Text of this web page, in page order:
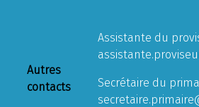
Autres
contacts
Assistante du
Secrétaire du